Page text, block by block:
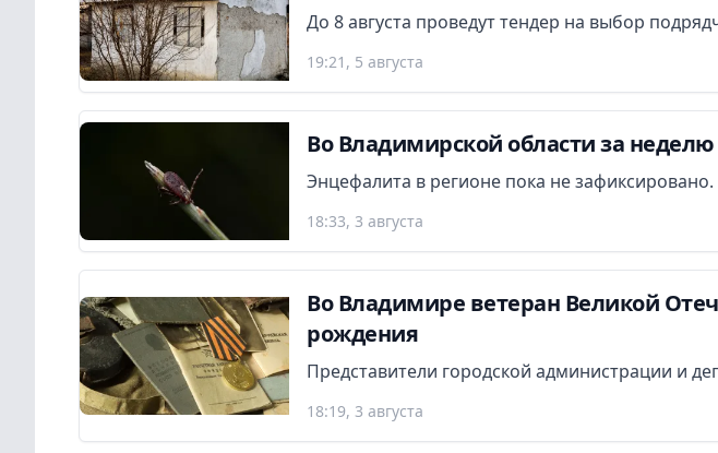
До 8 августа проведут тендер на выбор
19:21, 5 августа
Во Владимирской области за
Энцефалита в регионе пока не зафиксировано.
18:33, 3 августа
Во Владимире ветеран Великой
рождения
Представители городской администрации и
18:19, 3 августа